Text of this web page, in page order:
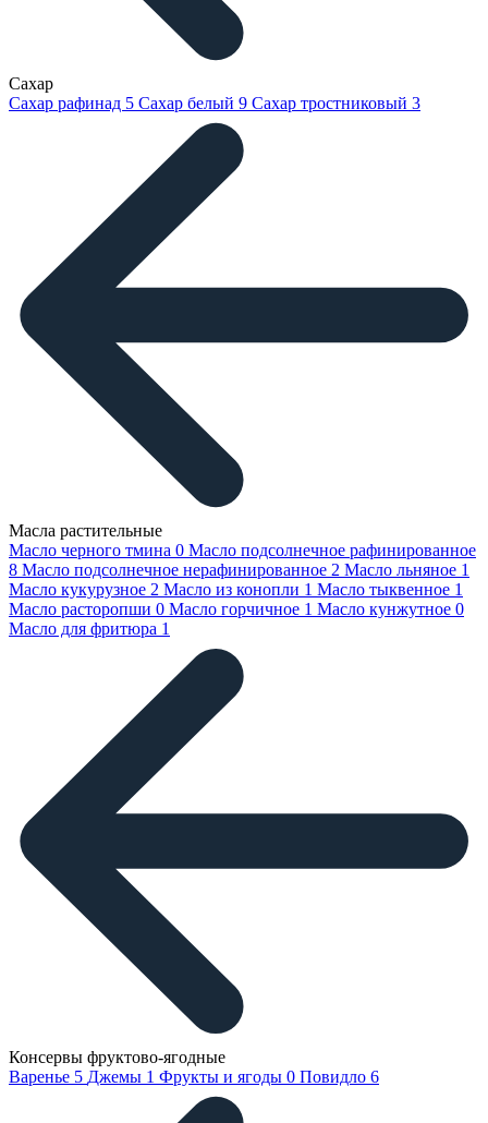
Сахар
Сахар рафинад 5 Сахар белый 9 Сахар тростниковый 3
Масла растительные
Масло черного тмина 0 Масло подсолнечное рафинированное
8 Масло подсолнечное нерафинированное 2 Масло льняное 1
Масло кукурузное 2 Масло из конопли 1 Масло тыквенное 1
Масло расторопши 0 Масло горчичное 1 Масло кунжутное 0
Масло для фритюра 1
Консервы фруктово-ягодные
Варенье 5 Джемы 1 Фрукты и ягоды 0 Повидло 6